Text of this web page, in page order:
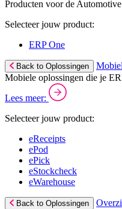
Producten voor de Automotive
Selecteer jouw product:
ERP One
Back to Oplossingen
Mobiele oplossingen die je
Lees meer:
Selecteer jouw product:
eReceipts
ePod
ePick
eStockcheck
eWarehouse
Back to Oplossingen